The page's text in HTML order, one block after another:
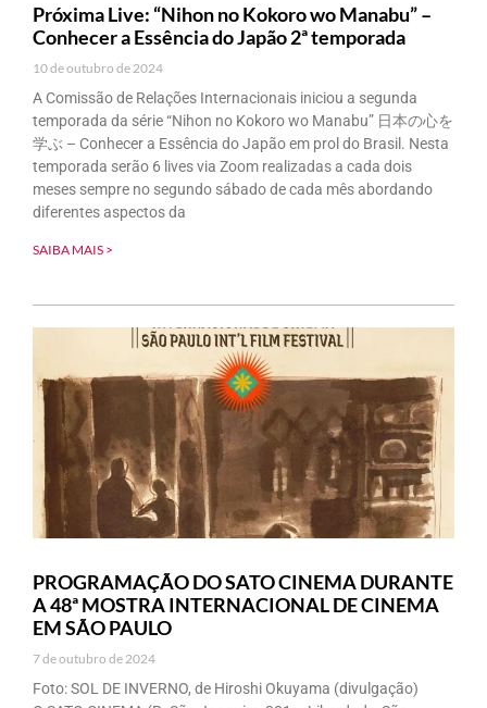
Próxima Live: “Nihon no Kokoro wo Manabu” –
Conhecer a Essência do Japão 2ª temporada
10 de outubro de 2024
A Comissão de Relações Internacionais iniciou a segunda
temporada da série “Nihon no Kokoro wo Manabu” 日本の心を
学ぶ – Conhecer a Essência do Japão em prol do Brasil. Nesta
temporada serão 6 lives via Zoom realizadas a cada dois
meses sempre no segundo sábado de cada mês abordando
diferentes aspectos da
SAIBA MAIS >
PROGRAMAÇÃO DO SATO CINEMA DURANTE
A 48ª MOSTRA INTERNACIONAL DE CINEMA
EM SÃO PAULO
7 de outubro de 2024
Foto: SOL DE INVERNO, de Hiroshi Okuyama (divulgação)